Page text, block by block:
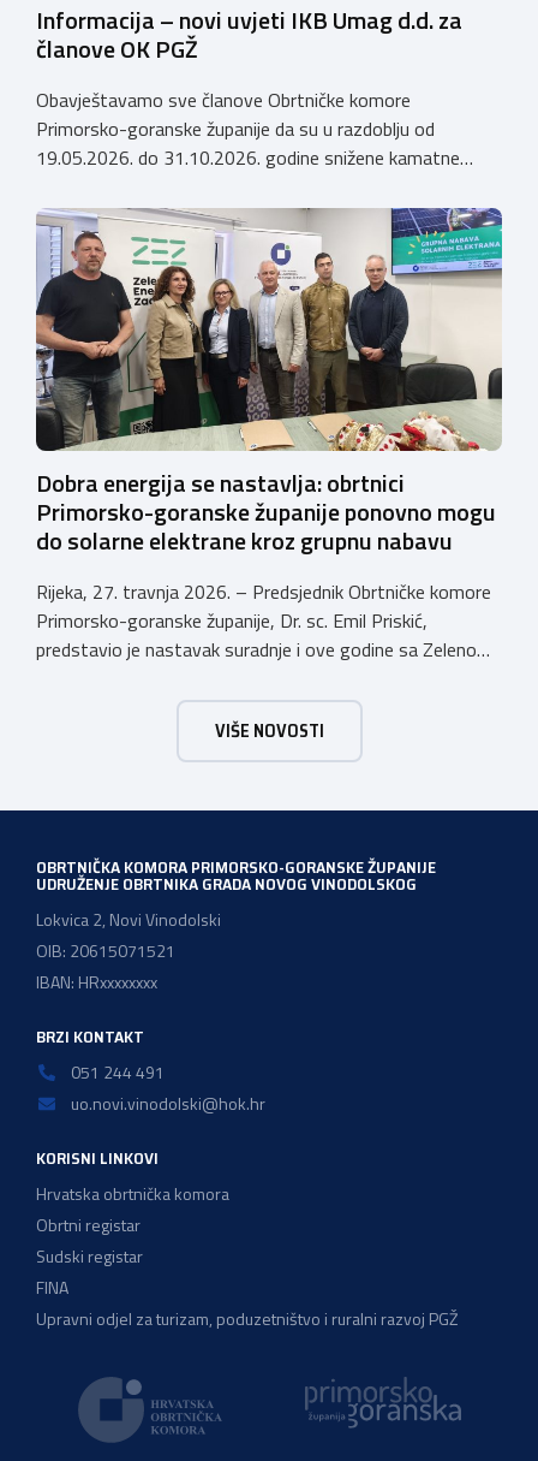
Informacija – novi uvjeti IKB Umag d.d. za
članove OK PGŽ
Obavještavamo sve članove Obrtničke komore
Primorsko-goranske županije da su u razdoblju od
19.05.2026. do 31.10.2026. godine snižene kamatne
kreditna banka Umag d.d. odobrava članovima Obrtničke
komore Primorsko-goranske županije, a temeljem
Sporazuma o poslovnoj suradnji za 2026. godinu
zaključenog 9. prosinca 2025. godine, prema sljedećem:
Krediti za namjene […]
Dobra energija se nastavlja: obrtnici
Primorsko-goranske županije ponovno mogu
do solarne elektrane kroz grupnu nabavu
Rijeka, 27. travnja 2026. – Predsjednik Obrtničke komore
Primorsko-goranske županije, Dr. sc. Emil Priskić,
predstavio je nastavak suradnje i ove godine sa Zelenom
Primorsko-goranske županije mogu sudjelovati u grupnoj
nabavi opreme solarnih elektrana te si tako osigurati
brojne pogodnosti koje povećavaju isplativost ulaganja u
VIŠE NOVOSTI
OBRTNIČKA KOMORA PRIMORSKO-GORANSKE ŽUPANIJE
UDRUŽENJE OBRTNIKA GRADA NOVOG VINODOLSKOG
Lokvica 2, Novi Vinodolski
OIB: 20615071521
IBAN: HRxxxxxxxx
BRZI KONTAKT
051 244 491
uo.novi.vinodolski@hok.hr
KORISNI LINKOVI
Hrvatska obrtnička komora
Obrtni registar
Sudski registar
FINA
Upravni odjel za turizam, poduzetništvo i ruralni razvoj PGŽ